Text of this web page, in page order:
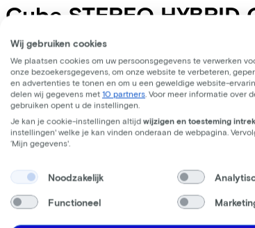
Cube STEREO
Prijs €3.799,00
Bespaar €809,14 t.o.v. koop.
Lees meer over zakelijk leasen.
Beschikbare kleuren
800 Wh
( Inbegrepen)
Actieradius
106
Accu afneembaar
Wij gebruiken cookies
We plaatsen cookies om uw persoonsgegevens te verwerken
onze bezoekersgegevens, om onze website te verbeteren,
en advertenties te tonen en om u een geweldige website-
delen wij gegevens met 10 partners . Voor meer informatie over
gebruiken opent u de instellingen.
Je kan je cookie-instellingen altijd wijzigen en toesteming
instellingen' welke je kan vinden onderaan de webpagina.
‘Mijn gegevens'.
Noodzakelijk
Functioneel